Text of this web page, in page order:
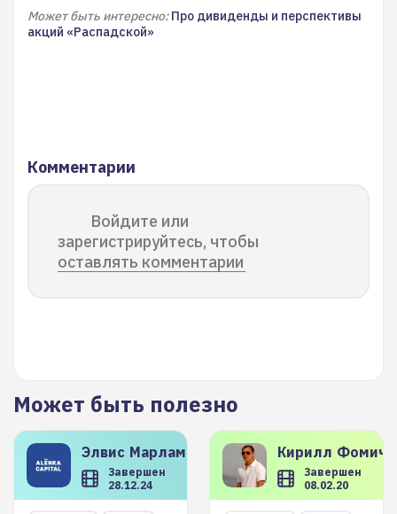
Может быть интересно: Про дивиденды и перспективы
акций «Распадской»
Комментарии
Войдите или
зарегистрируйтесь, чтобы
оставлять комментарии
Может быть полезно
Элвис Марламов
Завершен
28.12.24
Кирилл
Завершен
08.02.20